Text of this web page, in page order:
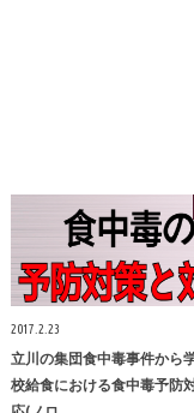
2017.2.23
立川の集団食中毒事件から
校給食における食中毒予防